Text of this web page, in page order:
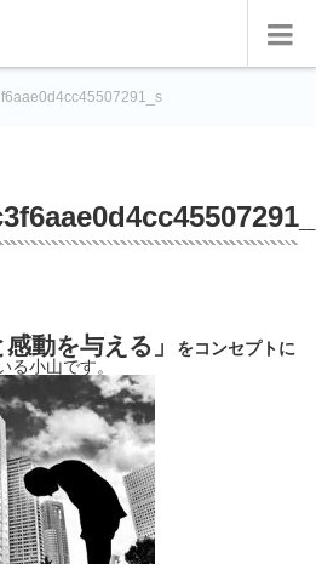
感動を与える」
をコンセプトに
る小山です。